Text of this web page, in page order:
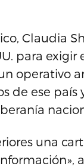
Claudia
para exigir
operativo
de ese país
una